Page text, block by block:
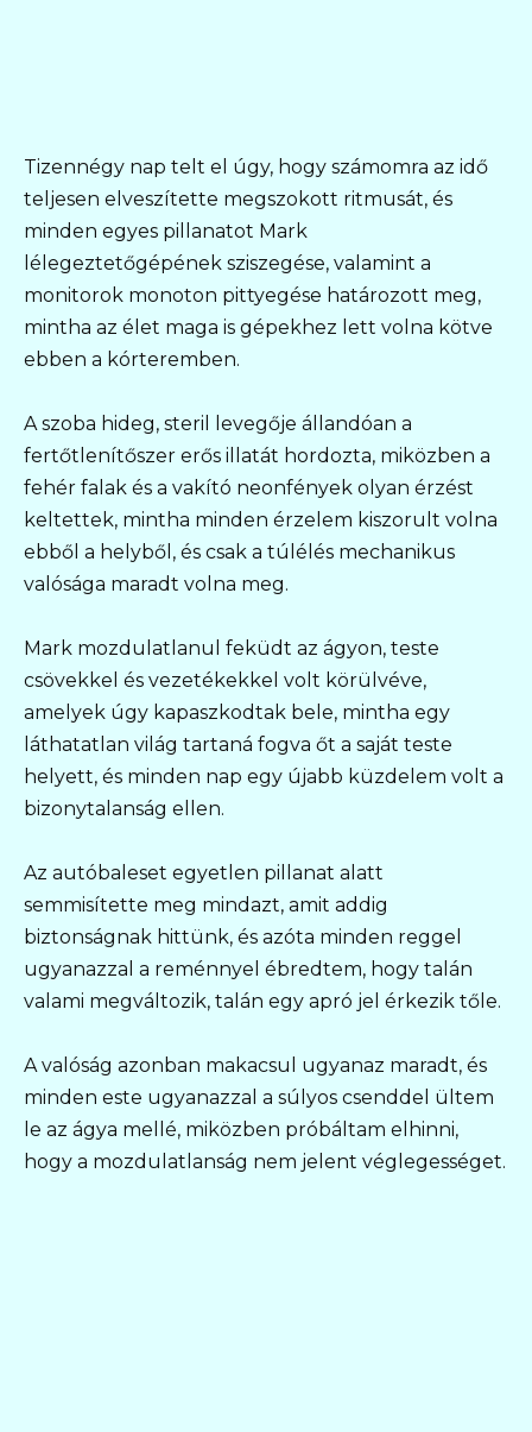
Tizennégy nap telt el úgy, hogy számomra az idő
teljesen elveszítette megszokott ritmusát, és
minden egyes pillanatot Mark
lélegeztetőgépének sziszegése, valamint a
monitorok monoton pittyegése határozott meg,
mintha az élet maga is gépekhez lett volna kötve
ebben a kórteremben.
A szoba hideg, steril levegője állandóan a
fertőtlenítőszer erős illatát hordozta, miközben a
fehér falak és a vakító neonfények olyan érzést
keltettek, mintha minden érzelem kiszorult volna
ebből a helyből, és csak a túlélés mechanikus
valósága maradt volna meg.
Mark mozdulatlanul feküdt az ágyon, teste
csövekkel és vezetékekkel volt körülvéve,
amelyek úgy kapaszkodtak bele, mintha egy
láthatatlan világ tartaná fogva őt a saját teste
helyett, és minden nap egy újabb küzdelem volt a
bizonytalanság ellen.
Az autóbaleset egyetlen pillanat alatt
semmisítette meg mindazt, amit addig
biztonságnak hittünk, és azóta minden reggel
ugyanazzal a reménnyel ébredtem, hogy talán
valami megváltozik, talán egy apró jel érkezik tőle.
A valóság azonban makacsul ugyanaz maradt, és
minden este ugyanazzal a súlyos csenddel ültem
le az ágya mellé, miközben próbáltam elhinni,
hogy a mozdulatlanság nem jelent véglegességet.